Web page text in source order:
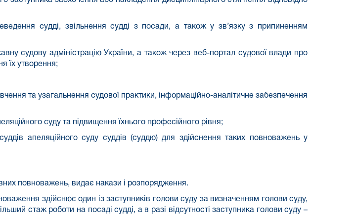
судді, звільнення судді з посади, а також у зв’язку з припиненням
судову адміністрацію України, а також через веб-портал судової влади про
їх утворення;
та узагальнення судової практики, інформаційно-аналітичне забезпечення
суду та підвищення їхнього професійного рівня;
апеляційного суду суддів (суддю) для здійснення таких повноважень у
повноважень, видає накази і розпорядження.
здійснює один із заступників голови суду за визначенням голови суду,
стаж роботи на посаді судді, а в разі відсутності заступника голови суду –